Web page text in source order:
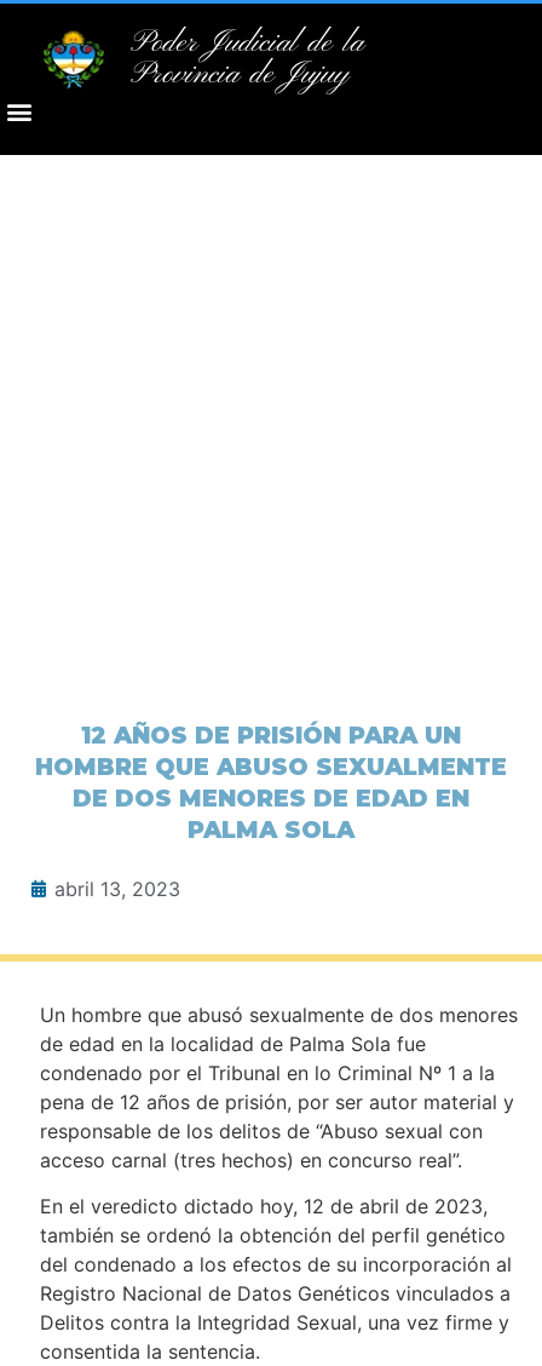
Poder Judicial de la
Provincia de Jujuy
12 AÑOS DE PRISIÓN PARA UN
HOMBRE QUE ABUSO SEXUALMENTE
DE DOS MENORES DE EDAD EN
PALMA SOLA
abril 13, 2023
Un hombre que abusó sexualmente de dos menores
de edad en la localidad de Palma Sola fue
condenado por el Tribunal en lo Criminal Nº 1 a la
pena de 12 años de prisión, por ser autor material y
responsable de los delitos de “Abuso sexual con
acceso carnal (tres hechos) en concurso real”.
En el veredicto dictado hoy, 12 de abril de 2023,
también se ordenó la obtención del perfil genético
del condenado a los efectos de su incorporación al
Registro Nacional de Datos Genéticos vinculados a
Delitos contra la Integridad Sexual, una vez firme y
consentida la sentencia.